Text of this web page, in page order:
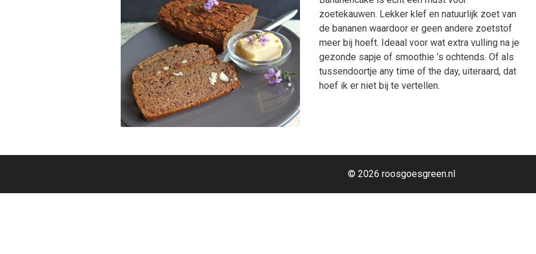
zoetekauwen. Lekker klef en natuurlijk zoet van
de bananen waardoor er geen andere zoetstof
meer bij hoeft. Ideaal voor wat extra vulling na je
gezonde sapje of smoothie ’s ochtends. Of als
tussendoortje any time of the day, uiteraard, dat
hoef ik er niet bij te vertellen.
© 2026 roosgoesgreen.nl